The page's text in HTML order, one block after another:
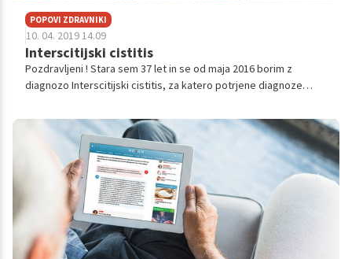
POPOVI ZDRAVNIKI
10. 04. 2019 14.09
Interscitijski cistitis
Pozdravljeni ! Stara sem 37 let in se od maja 2016 borim z
diagnozo Interscitijski cistitis, za katero potrjene diagnoze
moje bolezni in sicer, na urološkem oddelku so me zdravili z
aplikacijami Cystistat-a, po protokolu torej 4 x zaporedno
tedensko in potem mesečno 1 leto, vendar kakor so mi
"zdravljenje" prekinili se mi zadeva poslabša na stanje, ko ne
zmorem hoditi biti v službo, o drugih morebitnih načinih
zdravljenja mi urolog ni podal nikakršnih napotkov in sem
namreč ostala tako rekoč številka v našem javnem
zdravstvenem sistemu pomagaj si kot veš in znaš. Zagotovo
veste, kako je bolezen moteča, kako spremeni način življenja,